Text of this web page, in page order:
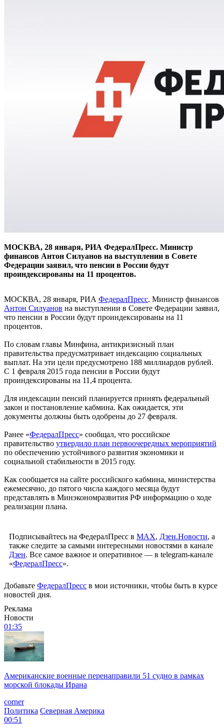
МОСКВА, 28 января, РИА ФедералПресс. Министр
финансов Антон Силуанов на выступлении в Совете
Федерации заявил, что пенсии в России будут
проиндексированы на 11 процентов.
МОСКВА, 28 января, РИА ФедералПресс. Министр финансов
Антон Силуанов на выступлении в Совете Федерации заявил,
что пенсии в России будут проиндексированы на 11
процентов.
По словам главы Минфина, антикризисный план
правительства предусматривает индексацию социальных
выплат. На эти цели предусмотрено 188 миллиардов рублей.
С 1 февраля 2015 года пенсии в России будут
проиндексированы на 11,4 процента.
Для индексации пенсий планируется принять федеральный
закон и постановление кабмина. Как ожидается, эти
документы должны быть одобрены до 27 февраля.
Ранее «ФедералПресс» сообщал, что российское
правительство утвердило план первоочередных мероприятий
по обеспечению устойчивого развития экономики и
социальной стабильности в 2015 году.
Как сообщается на сайте российского кабмина, министерства
ежемесячно, до пятого числа каждого месяца будут
представлять в Минэкономразвития РФ информацию о ходе
реализации плана.
Подписывайтесь на ФедералПресс в МАХ, Дзен.Новости, а
также следите за самыми интересными новостями в канале
Дзен. Все самое важное и оперативное — в telegram-канале
«ФедералПресс».
Добавьте ФедералПресс в мои источники, чтобы быть в курсе
новостей дня.
Реклама
Новости
01:35
Американские военные перенаправили 51 судно в рамках
морской блокады Ирана
corner
Политика Северная Америка
00:51